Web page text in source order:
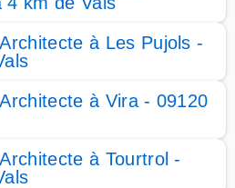
à Les Pujols -
à Vira - 09120
à Tourtrol -